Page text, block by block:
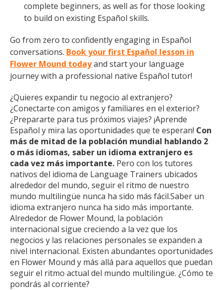
complete beginners, as well as for those looking
to build on existing Español skills.
Go from zero to confidently engaging in Español
conversations. Book your first Español lesson in
Flower Mound todayand start your language
journey with a professional native Español tutor!
¿Quieres expandir tu negocio al extranjero?
¿Conectarte con amigos y familiares en el exterior?
¿Prepararte para tus próximos viajes? ¡Aprende
Español y mira las oportunidades que te esperan! Con
más de mitad de la población mundial hablando 2
o más idiomas, saber un idioma extranjero es
cada vez más importante. Pero con los tutores
nativos del idioma de Language Trainers ubicados
alrededor del mundo, seguir el ritmo de nuestro
mundo multilingüe nunca ha sido más fácil.Saber un
idioma extranjero nunca ha sido más importante.
Alrededor de Flower Mound, la población
internacional sigue creciendo a la vez que los
negocios y las relaciones personales se expanden a
nivel internacional. Existen abundantes oportunidades
en Flower Mound y más allá para aquellos que puedan
seguir el ritmo actual del mundo multilingüe. ¿Cómo te
pondrás al corriente?